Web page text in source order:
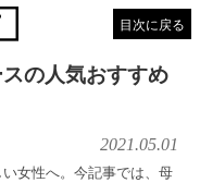
目次に戻る
の人気おすすめ
2021.05.01
女性へ。今記事では、母